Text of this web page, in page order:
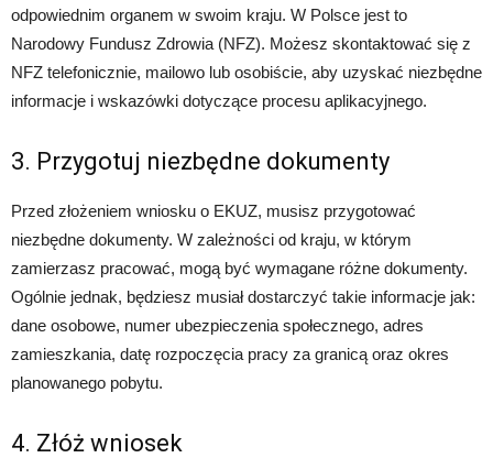
odpowiednim organem w swoim kraju. W Polsce jest to
Narodowy Fundusz Zdrowia (NFZ). Możesz skontaktować się z
NFZ telefonicznie, mailowo lub osobiście, aby uzyskać niezbędne
informacje i wskazówki dotyczące procesu aplikacyjnego.
3. Przygotuj niezbędne dokumenty
Przed złożeniem wniosku o EKUZ, musisz przygotować
niezbędne dokumenty. W zależności od kraju, w którym
zamierzasz pracować, mogą być wymagane różne dokumenty.
Ogólnie jednak, będziesz musiał dostarczyć takie informacje jak:
dane osobowe, numer ubezpieczenia społecznego, adres
zamieszkania, datę rozpoczęcia pracy za granicą oraz okres
planowanego pobytu.
4. Złóż wniosek